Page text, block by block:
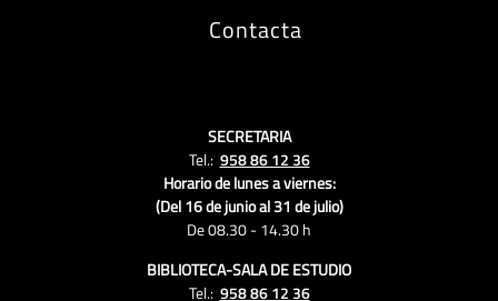
Contacta
SECRETARIA
Tel.: 958 86 12 36
Horario de lunes a viernes:
(Del 16 de junio al 31 de julio)
De 08.30 - 14.30 h
BIBLIOTECA-SALA DE ESTUDIO
Tel.: 958 86 12 36